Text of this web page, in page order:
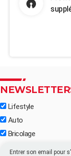
Lifestyle
Auto
Bricolage